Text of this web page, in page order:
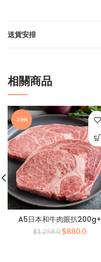
送貨安排
相關商品
-30%
A5日本和牛肉眼扒200g+
$1,258.0 原
$880.0目